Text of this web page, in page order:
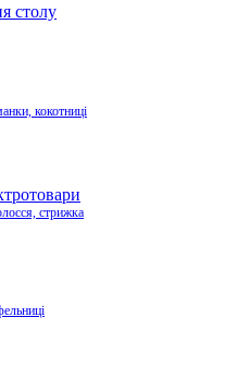
столу
кокотниці
стрижка